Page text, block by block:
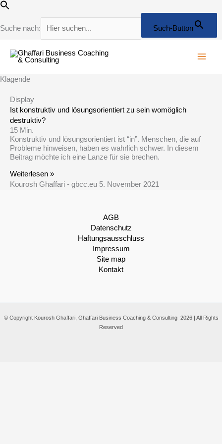
Suche nach: Such-Button
Zum
springen
Klagende
Display
Ist konstruktiv und lösungsorientiert zu sein womöglich
destruktiv?
15 Min.
Konstruktiv und lösungsorientiert ist “in”. Menschen, die auf
Probleme hinweisen, haben es wahrlich schwer. In diesem
Beitrag möchte ich eine Lanze für sie brechen.
Weiterlesen »
Kourosh Ghaffari - gbcc.eu 5. November 2021
AGB
Datenschutz
Haftungsausschluss
Impressum
Site map
Kontakt
© Copyright Kourosh Ghaffari, Ghaffari Business Coaching & Consulting 2026 | All Rights
Reserved